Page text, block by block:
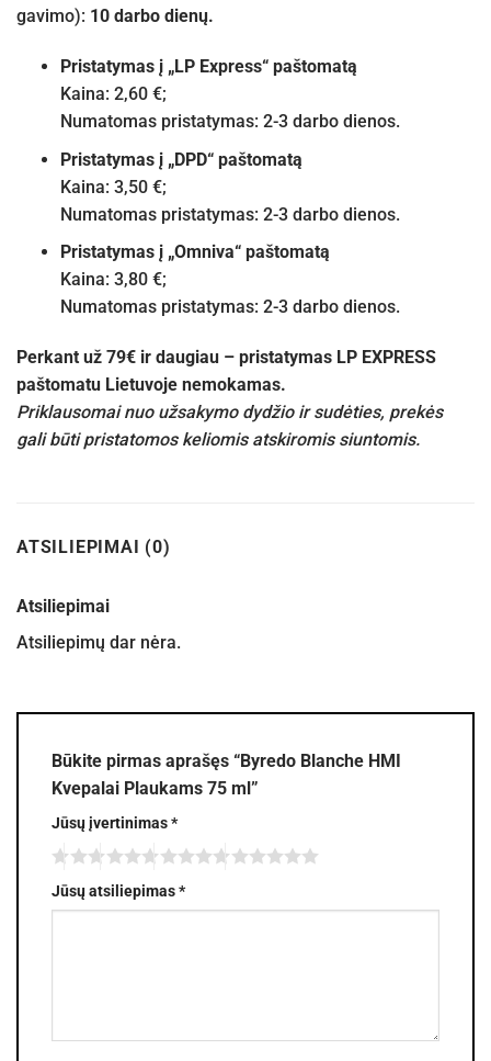
gavimo): 10 darbo dienų.
Pristatymas į „LP Express“ paštomatą
Kaina: 2,60 €;
Numatomas pristatymas: 2-3 darbo dienos.
Pristatymas į „DPD“ paštomatą
Kaina: 3,50 €;
Numatomas pristatymas: 2-3 darbo dienos.
Pristatymas į „Omniva“ paštomatą
Kaina: 3,80 €;
Numatomas pristatymas: 2-3 darbo dienos.
Perkant už 79€ ir daugiau – pristatymas LP EXPRESS
paštomatu Lietuvoje nemokamas.
Priklausomai nuo užsakymo dydžio ir sudėties, prekės
gali būti pristatomos keliomis atskiromis siuntomis.
ATSILIEPIMAI (0)
Atsiliepimai
Atsiliepimų dar nėra.
Būkite pirmas aprašęs “Byredo Blanche HMI
Kvepalai Plaukams 75 ml”
Jūsų įvertinimas*
Jūsų atsiliepimas*